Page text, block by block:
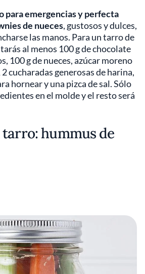
para emergencias y perfecta
de nueces, gustosos y dulces,
las manos. Para un tarro de
al menos 100 g de chocolate
100 g de nueces, azúcar moreno
cucharadas generosas de harina,
hornear y una pizca de sal. Sólo
en el molde y el resto será
tarro: hummus de